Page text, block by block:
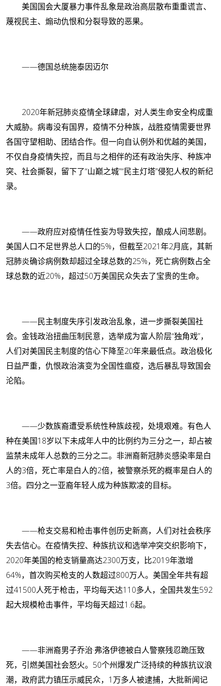
美国国会大厦暴力事件乱象是政治高层散布重重谎言、
蔑视民主、煽动仇恨和分裂导致的恶果。
——德国总统施泰因迈尔
2020年新冠肺炎疫情全球肆虐，对人类生命安全构成重
大威胁。病毒没有国界，疫情不分种族，战胜疫情需要世界
各国守望相助、团结合作。但一向自认例外和优越的美国，
不仅自身疫情失控，而且与之相伴的还有政治失序、种族冲
突、社会撕裂，留下了“山巅之城”“民主灯塔”侵犯人权的新纪
录。
——政府应对疫情任性妄为导致失控，酿成人间悲剧。
美国人口不足世界总人口的5%，但截至2021年2月底，其新
冠肺炎确诊病例数却超过全球总数的25%，死亡病例数占全
球总数的近20%，超过50万美国民众失去了宝贵的生命。
——民主制度失序引发政治乱象，进一步撕裂美国社
会。金钱政治扭曲压制民意，选举成为富人阶层“独角戏”，
人们对美国民主制度的信心下降至20年来最低点。政治极化
日益严重，仇恨政治演变为全国性瘟疫，选后暴乱导致国会
沦陷。
——少数族裔遭受系统性种族歧视，处境艰难。有色人
种在美国18岁以下未成年人中的比例约为三分之一，却占被
监禁未成年人总数的三分之二。非洲裔新冠肺炎感染率是白
人的3倍，死亡率是白人的2倍，被警察杀死的概率是白人的
3倍。四分之一亚裔年轻人成为种族欺凌的目标。
——枪支交易和枪击事件创历史新高，人们对社会秩序
失去信心。在疫情失控、种族抗议和选举冲突交织影响下，
2020年美国的枪支销量高达2300万支，比2019年激增
64%，首次购买枪支的人数超过800万人。美国全年共有超
过41500人死于枪击，平均每天达110多人，全国共发生592
起大规模枪击事件，平均每天超过1.6起。
——非洲裔男子乔治·弗洛伊德被白人警察残忍跪压致
死，引燃美国社会怒火。50个州爆发广泛持续的种族抗议浪
潮，政府武力镇压示威民众，1万多人被逮捕，大批新闻记